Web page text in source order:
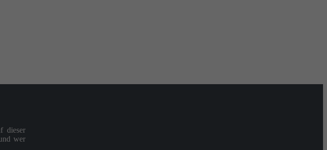
dieser
wer